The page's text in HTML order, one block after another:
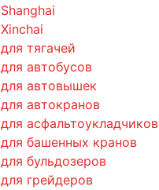
Shanghai
Xinchai
для тягачей
для автобусов
для автовышек
для автокранов
для асфальтоукладчиков
для башенных кранов
для бульдозеров
для грейдеров